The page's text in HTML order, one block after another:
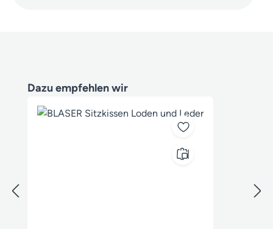
Produktgalerie überspringen
Dazu empfehlen wir